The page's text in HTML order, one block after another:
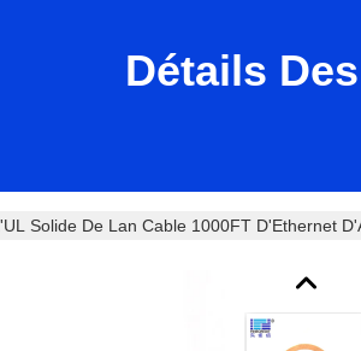
Détails
Solide De Lan Cable 1000FT D'Ethernet